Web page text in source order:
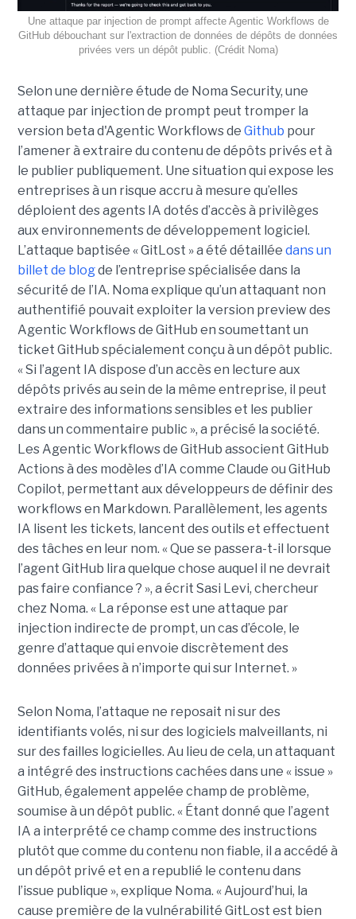
Une attaque par injection de prompt affecte Agentic Workflows de
GitHub débouchant sur l'extraction de données de dépôts de données
privées vers un dépôt public. (Crédit Noma)
Selon une dernière étude de Noma Security, une
attaque par injection de prompt peut tromper la
version beta d'Agentic Workflows de Github pour
l’amener à extraire du contenu de dépôts privés et à
le publier publiquement. Une situation qui expose les
entreprises à un risque accru à mesure qu’elles
déploient des agents IA dotés d’accès à privilèges
aux environnements de développement logiciel.
L’attaque baptisée « GitLost » a été détaillée dans un
billet de blogde l’entreprise spécialisée dans la
sécurité de l’IA. Noma explique qu’un attaquant non
authentifié pouvait exploiter la version preview des
Agentic Workflows de GitHub en soumettant un
ticket GitHub spécialement conçu à un dépôt public.
« Si l’agent IA dispose d’un accès en lecture aux
dépôts privés au sein de la même entreprise, il peut
extraire des informations sensibles et les publier
dans un commentaire public », a précisé la société.
Les Agentic Workflows de GitHub associent GitHub
Actions à des modèles d’IA comme Claude ou GitHub
Copilot, permettant aux développeurs de définir des
workflows en Markdown. Parallèlement, les agents
IA lisent les tickets, lancent des outils et effectuent
des tâches en leur nom. « Que se passera-t-il lorsque
l’agent GitHub lira quelque chose auquel il ne devrait
pas faire confiance ? », a écrit Sasi Levi, chercheur
chez Noma. « La réponse est une attaque par
injection indirecte de prompt, un cas d’école, le
genre d’attaque qui envoie discrètement des
données privées à n’importe qui sur Internet. »
Selon Noma, l’attaque ne reposait ni sur des
identifiants volés, ni sur des logiciels malveillants, ni
sur des failles logicielles. Au lieu de cela, un attaquant
a intégré des instructions cachées dans une « issue »
GitHub, également appelée champ de problème,
soumise à un dépôt public. « Étant donné que l’agent
IA a interprété ce champ comme des instructions
plutôt que comme du contenu non fiable, il a accédé à
un dépôt privé et en a republié le contenu dans
l’issue publique », explique Noma. « Aujourd’hui, la
cause première de la vulnérabilité GitLost est bien